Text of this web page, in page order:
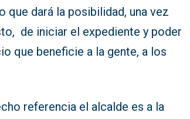
que dará la posibilidad, una vez
de iniciar el expediente y poder
que beneficie a la gente, a los
referencia el alcalde es a la